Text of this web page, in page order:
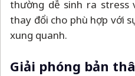
thường dễ sinh ra stress
thay đổi cho phù hợp với
xung quanh.
Giải phóng bản